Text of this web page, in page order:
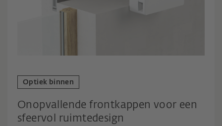
Optiek binnen
Onopvallende frontkappen voor een
sfeervol ruimtedesign